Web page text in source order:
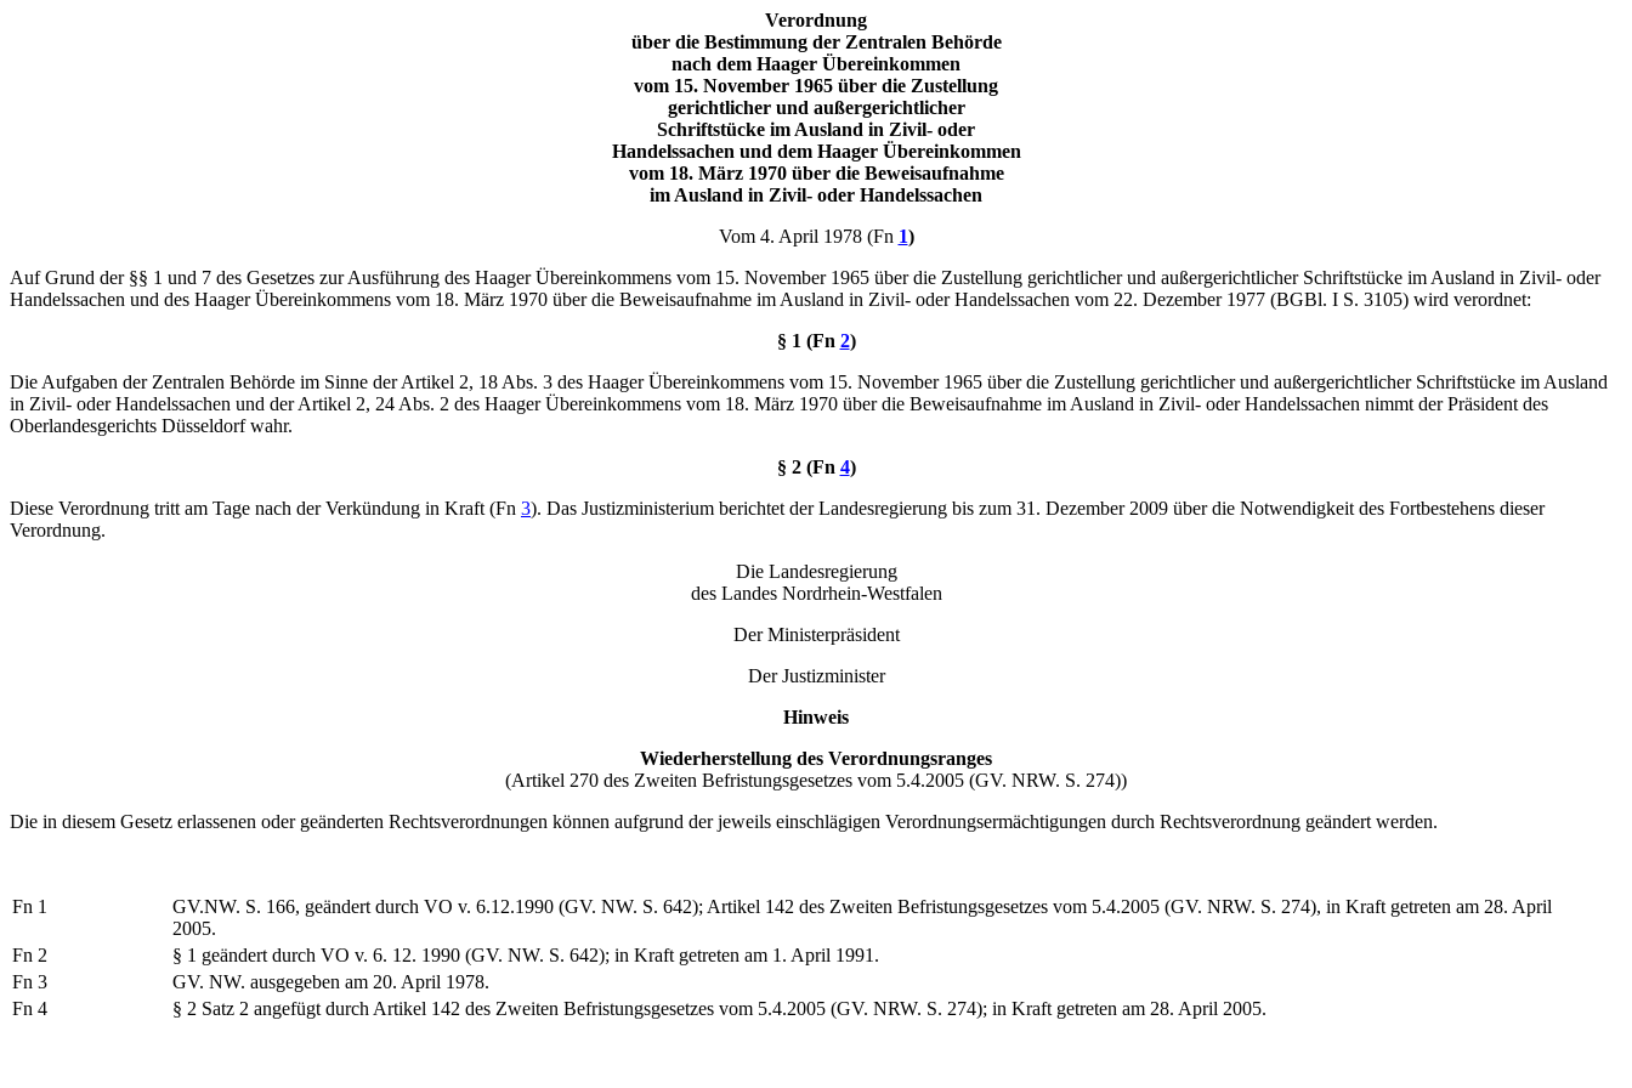
Verordnung
über die Bestimmung der Zentralen Behörde
nach dem Haager Übereinkommen
vom 15. November 1965 über die Zustellung
gerichtlicher und außergerichtlicher
Schriftstücke im Ausland in Zivil- oder
Handelssachen und dem Haager Übereinkommen
vom 18. März 1970 über die Beweisaufnahme
im Ausland in Zivil- oder Handelssachen
Vom 4. April 1978 (Fn 1)
Auf Grund der §§ 1 und 7 des Gesetzes zur Ausführung des Haager Übereinkommens vom 15. November 1965 über die Zustellung gerichtlicher und außergerichtlicher Schriftstücke im Ausland in Zivil- oder
Handelssachen und des Haager Übereinkommens vom 18. März 1970 über die Beweisaufnahme im Ausland in Zivil- oder Handelssachen vom 22. Dezember 1977 (BGBl. I S. 3105) wird verordnet:
§ 1 (Fn 2)
Die Aufgaben der Zentralen Behörde im Sinne der Artikel 2, 18 Abs. 3 des Haager Übereinkommens vom 15. November 1965 über die Zustellung gerichtlicher und außergerichtlicher Schriftstücke im Ausland
in Zivil- oder Handelssachen und der Artikel 2, 24 Abs. 2 des Haager Übereinkommens vom 18. März 1970 über die Beweisaufnahme im Ausland in Zivil- oder Handelssachen nimmt der Präsident des
Oberlandesgerichts Düsseldorf wahr.
§ 2 (Fn 4)
Diese Verordnung tritt am Tage nach der Verkündung in Kraft (Fn 3). Das Justizministerium berichtet der Landesregierung bis zum 31. Dezember 2009 über die Notwendigkeit des Fortbestehens dieser
Verordnung.
Die Landesregierung
des Landes Nordrhein-Westfalen
Der Ministerpräsident
Der Justizminister
Hinweis
Wiederherstellung des Verordnungsranges
(Artikel 270 des Zweiten Befristungsgesetzes vom 5.4.2005 (GV. NRW. S. 274))
Die in diesem Gesetz erlassenen oder geänderten Rechtsverordnungen können aufgrund der jeweils einschlägigen Verordnungsermächtigungen durch Rechtsverordnung geändert werden.
Fn 1
GV.NW. S. 166, geändert durch VO v. 6.12.1990 (GV. NW. S. 642); Artikel 142 des Zweiten Befristungsgesetzes vom 5.4.2005 (GV. NRW. S. 274), in Kraft getreten am 28. April
2005.
Fn 2
§ 1 geändert durch VO v. 6. 12. 1990 (GV. NW. S. 642); in Kraft getreten am 1. April 1991.
Fn 3
GV. NW. ausgegeben am 20. April 1978.
Fn 4
§ 2 Satz 2 angefügt durch Artikel 142 des Zweiten Befristungsgesetzes vom 5.4.2005 (GV. NRW. S. 274); in Kraft getreten am 28. April 2005.